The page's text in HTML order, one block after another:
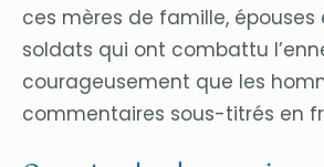
ces mères de famille, épouses
soldats qui ont combattu
courageusement que les
commentaires sous-titrés en